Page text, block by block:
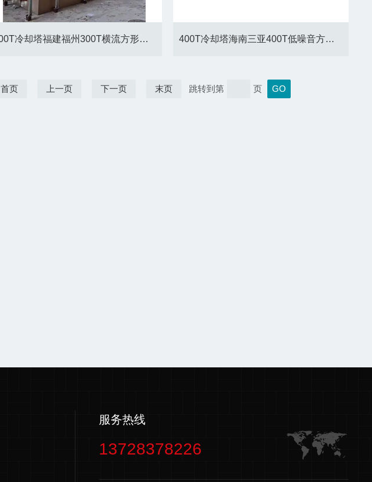
300T冷却塔福建福州300T横流方形冷却塔厂家 400T冷却塔海南三亚400T低噪音方形冷却塔厂家
首页 上一页 下一页 末页 跳转到第 页
服务热线
13728378226